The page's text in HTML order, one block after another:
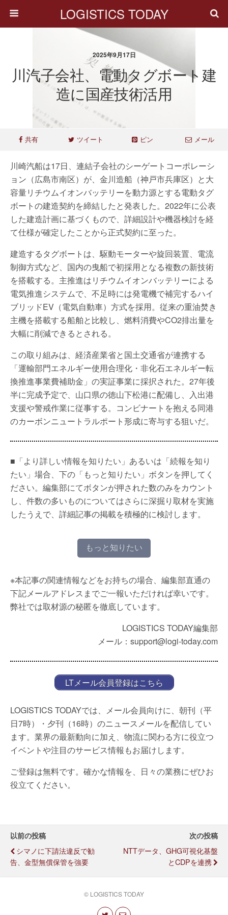
LOGISTICS TODAY
2025年9月17日
川汽子会社、電動タグボート建
造に国産技術活用
共有 ツイート ピン メール
川崎汽船は17日、連結子会社のシーゲートコーポレーシ
ョン（広島市南区）が、金川造船（神戸市兵庫区）と大
容量リチウムイオンバッテリーを動力源とする電動タグ
ボートの建造契約を締結したと発表した。2022年に公表
した建造計画に基づくもので、詳細設計や機器検討を経
て仕様が確定したことから正式契約に至った。
建造するタグボートは、駆動モーターや旋回装置、電流
制御方式など、国内の曳船で初採用となる複数の新技術
を搭載する。主推進はリチウムイオンバッテリーによる
電気推進システムで、不足時には発電機で補完するハイ
ブリッドEV（電気自動車）方式を採用。従来の重油焚き
主機を搭載する船舶と比較し、燃料消費やCO2排出量を
大幅に削減できるとされる。
この取り組みは、経済産業省と国土交通省が連携する
「運輸部門エネルギー使用合理化・非化石エネルギー転
換推進事業費補助金」の実証事業に採択された。27年後
半に完成予定で、山口県の徳山下松港に配備し、入出港
支援や警戒作業に従事する。コンビナートを抱える同港
のカーボンニュートラルポート形成に寄与する狙いだ。
■「より詳しい情報を知りたい」あるいは「続報を知り
たい」場合、下の「もっと知りたい」ボタンを押してく
ださい。編集部にてボタンが押された数のみをカウント
し、件数の多いものについてはさらに深掘り取材を実施
したうえで、詳細記事の掲載を積極的に検討します。
もっと知りたい
※本記事の関連情報などをお持ちの場合、編集部直通の
下記メールアドレスまでご一報いただければ幸いです。
弊社では取材源の秘匿を徹底しています。
LOGISTICS TODAY編集部
メール：support@logi-today.com
LTメール会員登録はこちら
LOGISTICS TODAYでは、メール会員向けに、朝刊（平
日7時）・夕刊（16時）のニュースメールを配信してい
ます。業界の最新動向に加え、物流に関わる方に役立つ
イベントや注目のサービス情報もお届けします。
ご登録は無料です。確かな情報を、日々の業務にぜひお
役立てください。
以前の投稿
シマノに下請法違反で勧
告、金型無償保管を強要
次の投稿
NTTデータ、GHG可視化基盤
とCDPを連携
© LOGISTICS TODAY